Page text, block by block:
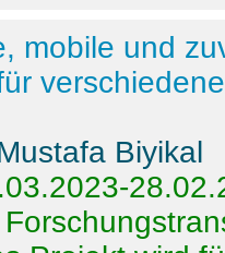
mobile und
Biyikal